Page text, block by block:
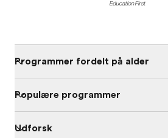
Programmer fordelt på alder
Populære programmer
Udforsk